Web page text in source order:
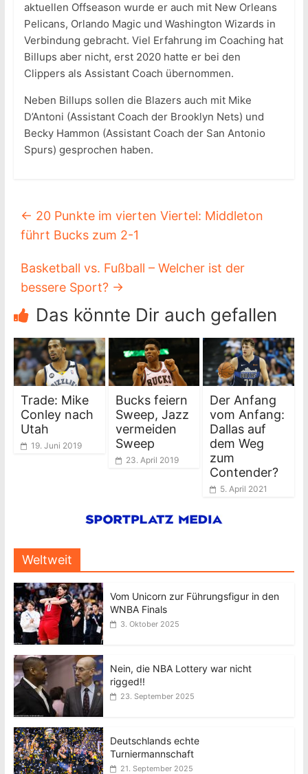
aktuellen Offseason wurde er auch mit New Orleans
Pelicans, Orlando Magic und Washington Wizards in
Verbindung gebracht. Viel Erfahrung im Coaching hat
Billups aber nicht, erst 2020 hatte er bei den
Clippers als Assistant Coach übernommen.
Neben Billups sollen die Blazers auch mit Mike
D’Antoni (Assistant Coach der Brooklyn Nets) und
Becky Hammon (Assistant Coach der San Antonio
Spurs) gesprochen haben.
← 20 Punkte im vierten Viertel: Middleton
führt Bucks zum 2-1
Basketball vs. Fußball – Welcher ist der
bessere Sport? →
Das könnte Dir auch gefallen
Trade: Mike
Conley nach
Utah
19. Juni 2019
Bucks feiern
Sweep, Jazz
vermeiden
Sweep
23. April 2019
Der Anfang
vom Anfang:
Dallas auf
dem Weg
zum
Contender?
5. April 2021
Weltweit
Vom Unicorn zur Führungsfigur in den
WNBA Finals
3. Oktober 2025
Nein, die NBA Lottery war nicht
rigged!!
23. September 2025
Deutschlands echte
Turniermannschaft
21. September 2025